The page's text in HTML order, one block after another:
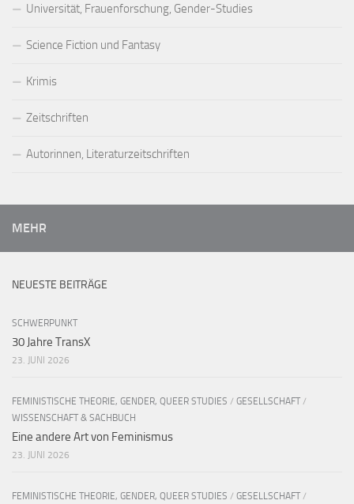
Universität, Frauenforschung, Gender-Studies
Science Fiction und Fantasy
Krimis
Zeitschriften
Autorinnen, Literaturzeitschriften
MEHR
NEUESTE BEITRÄGE
SCHWERPUNKT
30 Jahre TransX
23. JUNI 2026
FEMINISTISCHE THEORIE, GENDER, QUEER STUDIES / GESELLSCHAFT /
WISSENSCHAFT & SACHBUCH
Eine andere Art von Feminismus
23. JUNI 2026
FEMINISTISCHE THEORIE, GENDER, QUEER STUDIES / GESELLSCHAFT /